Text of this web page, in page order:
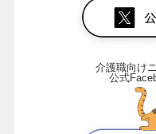
介護職向け
公式